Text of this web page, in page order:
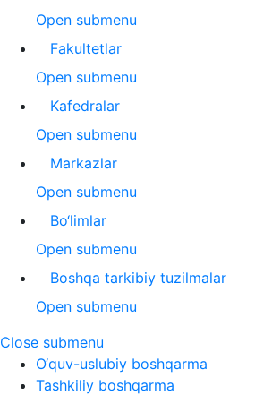
Open submenu
Fakultetlar
Open submenu
Kafedralar
Open submenu
Markazlar
Open submenu
Bo‘limlar
Open submenu
Boshqa tarkibiy tuzilmalar
Open submenu
Close submenu
O‘quv-uslubiy boshqarma
Tashkiliy boshqarma